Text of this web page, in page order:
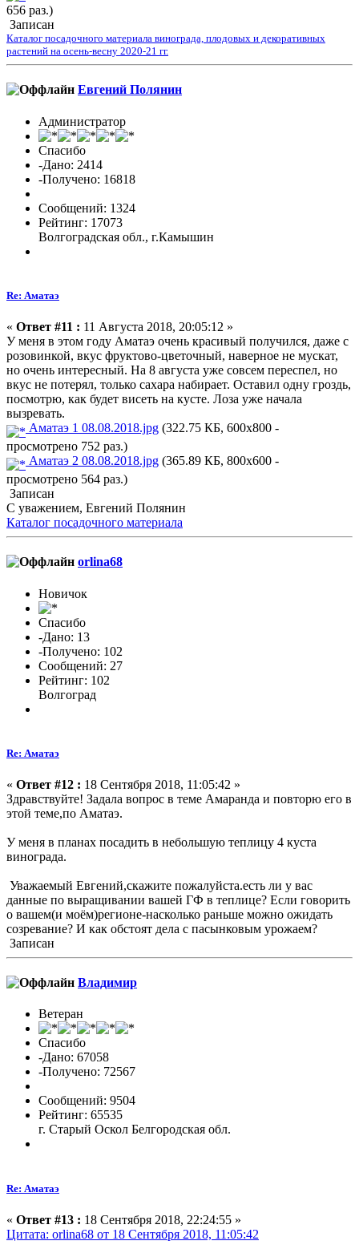
656 раз.)
Записан
Каталог посадочного материала винограда, плодовых и декоративных
растений на осень-весну 2020-21 гг.
Евгений Полянин
Администратор
Спасибо
-Дано: 2414
-Получено: 16818
Сообщений: 1324
Рейтинг: 17073
Волгоградская обл., г.Камышин
Re: Аматаэ
« Ответ #11 : 11 Августа 2018, 20:05:12 »
У меня в этом году Аматаэ очень красивый получился, даже с
розовинкой, вкус фруктово-цветочный, наверное не мускат,
но очень интересный. На 8 августа уже совсем переспел, но
вкус не потерял, только сахара набирает. Оставил одну гроздь,
посмотрю, как будет висеть на кусте. Лоза уже начала
вызревать.
Аматаэ 1 08.08.2018.jpg (322.75 КБ, 600x800 -
просмотрено 752 раз.)
Аматаэ 2 08.08.2018.jpg (365.89 КБ, 800x600 -
просмотрено 564 раз.)
Записан
С уважением, Евгений Полянин
Каталог посадочного материала
orlina68
Новичок
Спасибо
-Дано: 13
-Получено: 102
Сообщений: 27
Рейтинг: 102
Волгоград
Re: Аматаэ
« Ответ #12 : 18 Сентября 2018, 11:05:42 »
Здравствуйте! Задала вопрос в теме Амаранда и повторю его в
этой теме,по Аматаэ.
У меня в планах посадить в небольшую теплицу 4 куста
винограда.
Уважаемый Евгений,скажите пожалуйста.есть ли у вас
данные по выращивании вашей ГФ в теплице? Если говорить
о вашем(и моём)регионе-насколько раньше можно ожидать
созревание? И как обстоят дела с пасынковым урожаем?
Записан
Владимиp
Ветеран
Спасибо
-Дано: 67058
-Получено: 72567
Сообщений: 9504
Рейтинг: 65535
г. Старый Оскол Белгородская обл.
Re: Аматаэ
« Ответ #13 : 18 Сентября 2018, 22:24:55 »
Цитата: orlina68 от 18 Сентября 2018, 11:05:42